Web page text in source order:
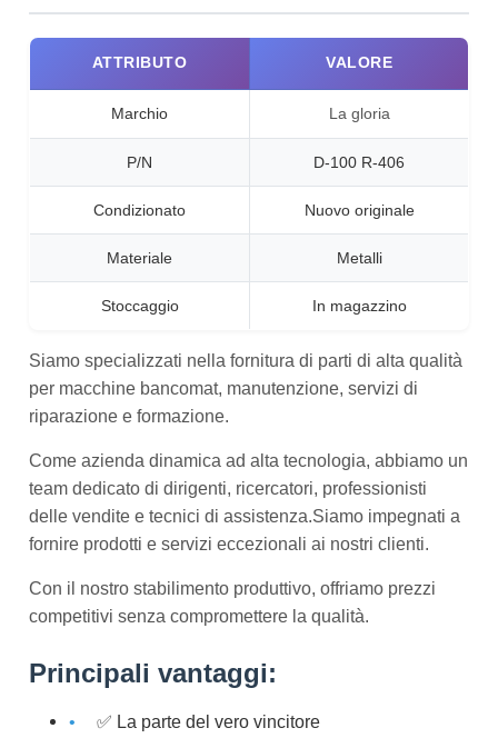
ATTRIBUTO VALORE
Marchio La gloria
P/N D-100 R-406
Condizionato Nuovo originale
Materiale Metalli
Stoccaggio In magazzino
Siamo specializzati nella fornitura di parti di alta qualità
per macchine bancomat, manutenzione, servizi di
riparazione e formazione.
Come azienda dinamica ad alta tecnologia, abbiamo un
team dedicato di dirigenti, ricercatori, professionisti
delle vendite e tecnici di assistenza.Siamo impegnati a
fornire prodotti e servizi eccezionali ai nostri clienti.
Con il nostro stabilimento produttivo, offriamo prezzi
competitivi senza compromettere la qualità.
Principali vantaggi:
✅ La parte del vero vincitore